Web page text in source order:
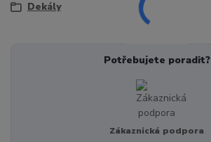
Dekály
Potřebujete poradit?
Zákaznická podpora